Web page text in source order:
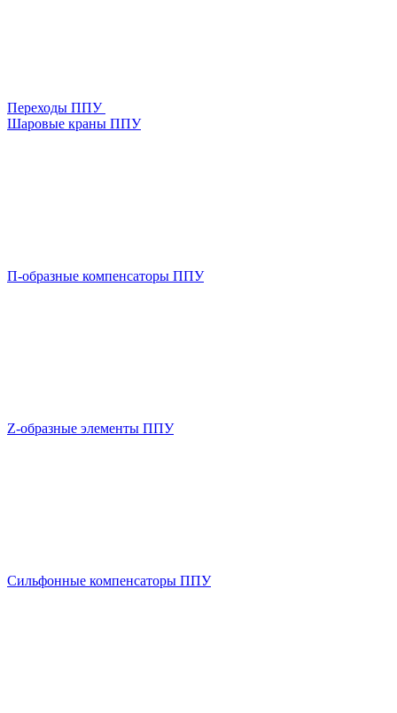
Переходы ППУ
Шаровые краны ППУ
П-образные компенсаторы ППУ
Z-образные элементы ППУ
Сильфонные компенсаторы ППУ